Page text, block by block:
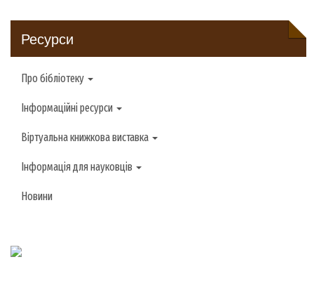
Ресурси
Про бібліотеку
Інформаційні ресурси
Віртуальна книжкова виставка
Інформація для науковців
Новини